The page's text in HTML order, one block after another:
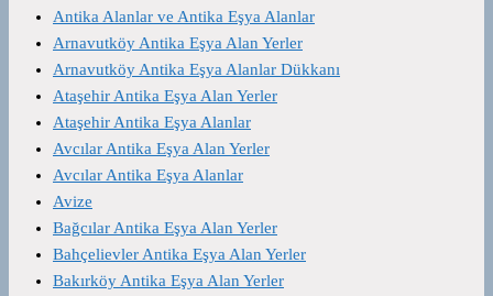
Antika Alanlar ve Antika Eşya Alanlar
Arnavutköy Antika Eşya Alan Yerler
Arnavutköy Antika Eşya Alanlar Dükkanı
Ataşehir Antika Eşya Alan Yerler
Ataşehir Antika Eşya Alanlar
Avcılar Antika Eşya Alan Yerler
Avcılar Antika Eşya Alanlar
Avize
Bağcılar Antika Eşya Alan Yerler
Bahçelievler Antika Eşya Alan Yerler
Bakırköy Antika Eşya Alan Yerler